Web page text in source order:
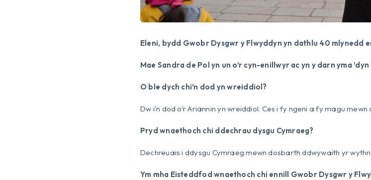
Eleni, bydd Gwobr Dysgwr y Flwyddyn yn dathlu 40 mlynedd
Mae Sandra de Pol yn un o’r cyn-enillwyr ac yn y darn yma
O ble dych chi’n dod yn wreiddiol?
Dw i’n dod o’r Ariannin yn wreiddiol. Ces i fy ngeni a fy magu
Pryd wnaethoch chi ddechrau dysgu Cymraeg?
Dechreuais i ddysgu Cymraeg mewn dosbarth ddwywaith yr
Ym mha Eisteddfod wnaethoch chi ennill Gwobr Dysgwr y